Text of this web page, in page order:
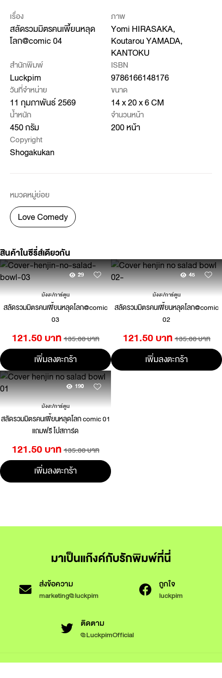
เรื่อง
สลัดรวมมิตรคนเพี้ยนหลุด
โลก@comic 04
ภาพ
Yomi HIRASAKA,
Koutarou YAMADA,
KANTOKU
สำนักพิมพ์
Luckpim
ISBN
9786166148176
วันที่จำหน่าย
11 กุมภาพันธ์ 2569
ขนาด
14 x 20 x 6 CM
น้ำหนัก
450 กรัม
จำนวนหน้า
200 หน้า
Copyright
Shogakukan
หมวดหมู่ย่อย
Love Comedy
สินค้าในซีรี่ส์เดียวกัน
29
มังงะ/การ์ตูน
สลัดรวมมิตรคนเพี้ยนหลุดโลก@comic
03
121.50 บาท 135.00 บาท
เพิ่มลงตะกร้า
45
มังงะ/การ์ตูน
สลัดรวมมิตรคนเพี้ยนหลุดโลก@comic
02
121.50 บาท 135.00 บาท
เพิ่มลงตะกร้า
190
มังงะ/การ์ตูน
สลัดรวมมิตรคนเพี้ยนหลุดโลก comic 01
แถมฟรี โปสการ์ด
121.50 บาท 135.00 บาท
เพิ่มลงตะกร้า
มาเป็นแก๊งค์กับรักพิมพ์ที่นี่
ส่งข้อความ
marketing@luckpim
ถูกใจ
luckpim
ติดตาม
@LuckpimOfficial